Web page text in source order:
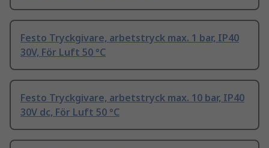
Festo Tryckgivare, arbetstryck max. 1 bar, IP40
30V, För Luft 50 °C
Festo Tryckgivare, arbetstryck max. 10 bar, IP40
30V dc, För Luft 50 °C